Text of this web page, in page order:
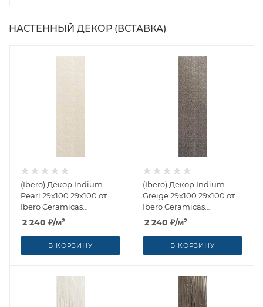
НАСТЕННЫЙ ДЕКОР (ВСТАВКА)
(Ibero) Декор Indium
Pearl 29x100 29x100 от
Ibero Ceramicas
(Испания)
2 240 ₽/м²
В КОРЗИНУ
(Ibero) Декор Indium
Greige 29x100 29x100 от
Ibero Ceramicas
(Испания)
2 240 ₽/м²
В КОРЗИНУ